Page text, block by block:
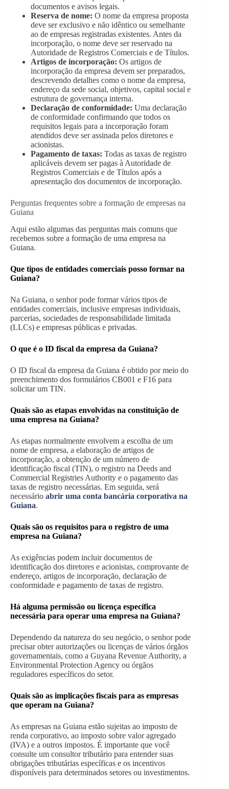
documentos e avisos legais.
Reserva de nome: O nome da empresa proposta
deve ser exclusivo e não idêntico ou semelhante
ao de empresas registradas existentes. Antes da
incorporação, o nome deve ser reservado na
Autoridade de Registros Comerciais e de Títulos.
Artigos de incorporação: Os artigos de
incorporação da empresa devem ser preparados,
descrevendo detalhes como o nome da empresa,
endereço da sede social, objetivos, capital social e
estrutura de governança interna.
Declaração de conformidade: Uma declaração
de conformidade confirmando que todos os
requisitos legais para a incorporação foram
atendidos deve ser assinada pelos diretores e
acionistas.
Pagamento de taxas: Todas as taxas de registro
aplicáveis devem ser pagas à Autoridade de
Registros Comerciais e de Títulos após a
apresentação dos documentos de incorporação.
Perguntas frequentes sobre a formação de empresas na
Guiana
Aqui estão algumas das perguntas mais comuns que
recebemos sobre a formação de uma empresa na
Guiana.
Que tipos de entidades comerciais posso formar na
Guiana?
Na Guiana, o senhor pode formar vários tipos de
entidades comerciais, inclusive empresas individuais,
parcerias, sociedades de responsabilidade limitada
(LLCs) e empresas públicas e privadas.
O que é o ID fiscal da empresa da Guiana?
O ID fiscal da empresa da Guiana é obtido por meio do
preenchimento dos formulários CB001 e F16 para
solicitar um TIN.
Quais são as etapas envolvidas na constituição de
uma empresa na Guiana?
As etapas normalmente envolvem a escolha de um
nome de empresa, a elaboração de artigos de
incorporação, a obtenção de um número de
identificação fiscal (TIN), o registro na Deeds and
Commercial Registries Authority e o pagamento das
taxas de registro necessárias. Em seguida, será
necessário abrir uma conta bancária corporativa na
Guiana.
Quais são os requisitos para o registro de uma
empresa na Guiana?
As exigências podem incluir documentos de
identificação dos diretores e acionistas, comprovante de
endereço, artigos de incorporação, declaração de
conformidade e pagamento de taxas de registro.
Há alguma permissão ou licença específica
necessária para operar uma empresa na Guiana?
Dependendo da natureza do seu negócio, o senhor pode
precisar obter autorizações ou licenças de vários órgãos
governamentais, como a Guyana Revenue Authority, a
Environmental Protection Agency ou órgãos
reguladores específicos do setor.
Quais são as implicações fiscais para as empresas
que operam na Guiana?
As empresas na Guiana estão sujeitas ao imposto de
renda corporativo, ao imposto sobre valor agregado
(IVA) e a outros impostos. É importante que você
consulte um consultor tributário para entender suas
obrigações tributárias específicas e os incentivos
disponíveis para determinados setores ou investimentos.